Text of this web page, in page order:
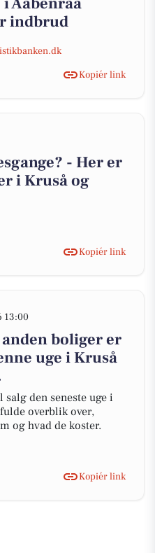
indbrud
Kopiér link
- Her er
i Kruså og
Kopiér link
13:00
boliger er
uge i Kruså
den seneste uge i
overblik over,
og hvad de koster.
Kopiér link